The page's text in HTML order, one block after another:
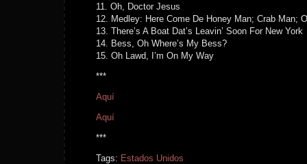
11. Oh, Doctor Jesus
12. Medley: Here Come De Honey Man; Crab Man;
13. There’s A Boat Dat’s Leavin’ Soon For New York
14. Bess, Oh Where’s My Bess?
15. Oh Lawd, I’m On My Way
***
Aquí
Aquí
***
Tags: Estados Unidos